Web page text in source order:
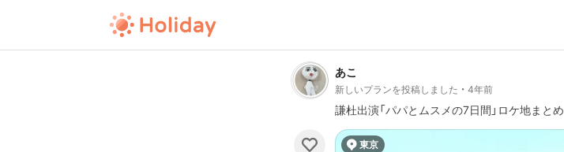
あこ
新しいプランを投稿しました 4年前
謙杜出演「パパとムスメの7日間」ロケ地まとめ
東京